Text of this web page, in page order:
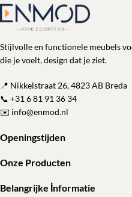
Stijlvolle en functionele meubels
die je voelt, design dat je ziet.
📍 Nikkelstraat 26, 4823 AB Breda
📞 +31 6 81 91 36 34
✉️ info@enmod.nl
Openingstijden
Onze Producten
Belangrijke İnformatie